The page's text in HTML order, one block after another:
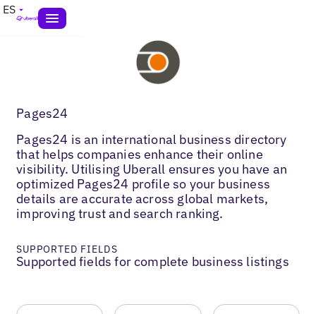
ES
Pages24
Pages24 is an international business directory
that helps companies enhance their online
visibility. Utilising Uberall ensures you have an
optimized Pages24 profile so your business
details are accurate across global markets,
improving trust and search ranking.
SUPPORTED FIELDS
Supported fields for complete business listings